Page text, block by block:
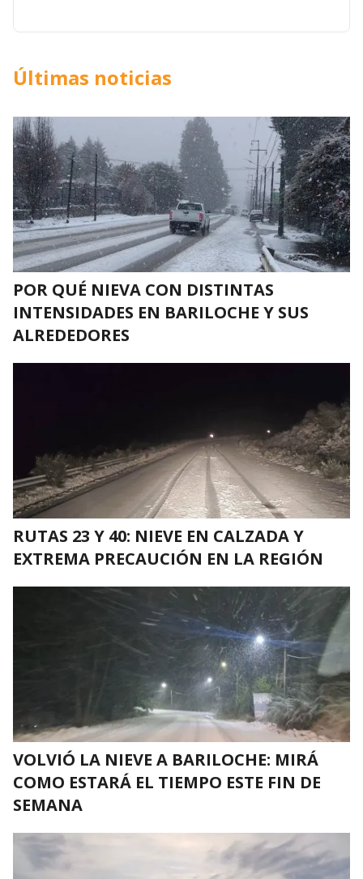
Últimas noticias
POR QUÉ NIEVA CON DISTINTAS
INTENSIDADES EN BARILOCHE Y SUS
ALREDEDORES
RUTAS 23 Y 40: NIEVE EN CALZADA Y
EXTREMA PRECAUCIÓN EN LA REGIÓN
VOLVIÓ LA NIEVE A BARILOCHE: MIRÁ
COMO ESTARÁ EL TIEMPO ESTE FIN DE
SEMANA